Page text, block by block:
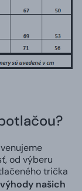
od výberu
trička
našich